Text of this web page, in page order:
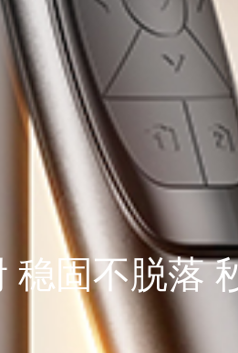
稳固不脱落